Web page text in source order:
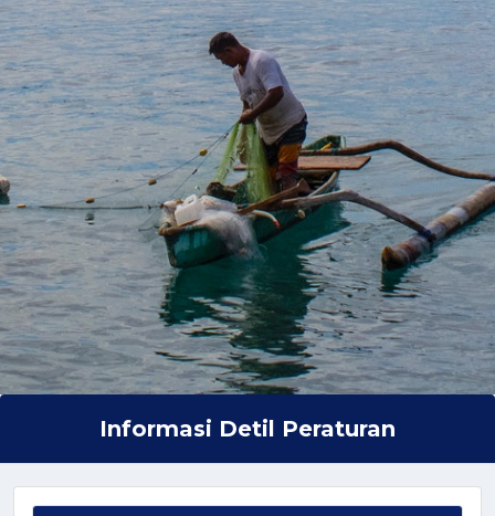
Informasi Detil Peraturan